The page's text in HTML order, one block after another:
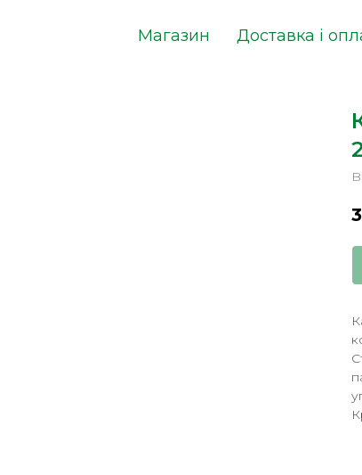
Магазин Доставка і